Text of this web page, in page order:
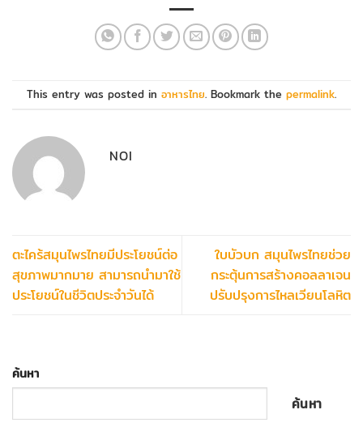
This entry was posted in อาหารไทย. Bookmark the permalink.
NOI
ตะไคร้สมุนไพรไทยมีประโยชน์ต่อ
สุขภาพมากมาย สามารถนำมาใช้
ประโยชน์ในชีวิตประจำวันได้
ใบบัวบก สมุนไพรไทยช่วย
กระตุ้นการสร้างคอลลาเจน
ปรับปรุงการไหลเวียนโลหิต
ค้นหา
ค้นหา